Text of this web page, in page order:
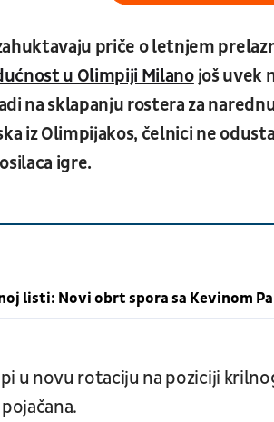
priče o letnjem
u Olimpiji Milanojoš uvek
na sklapanju rostera za
iz Olimpijakos, čelnici ne
igre.
listi: Novi obrt spora sa Kevinom
u novu rotaciju na poziciji